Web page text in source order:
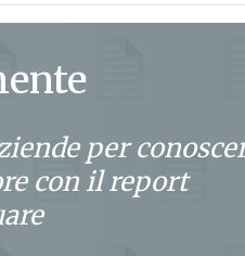
per
con il report